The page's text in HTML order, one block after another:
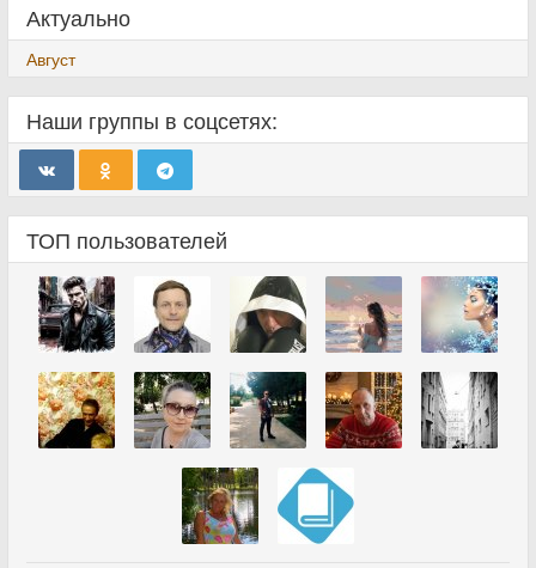
Актуально
Август
Наши группы в соцсетях:
ТОП пользователей